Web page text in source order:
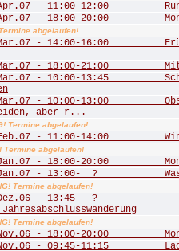
- 11:00-12:00 Rund
- 18:00-20:00
abgelaufen!
- 14:00-16:00
- 18:00-21:00
- 10:00-13:45
- 10:00-13:00
aber r...
Termine abgelaufen!
- 11:00-14:00
Termine abgelaufen!
- 18:00-20:00
- 13:00- ?
Termine abgelaufen!
- 13:45- ?
Termine abgelaufen!
- 18:00-20:00
- 09:45-11:15